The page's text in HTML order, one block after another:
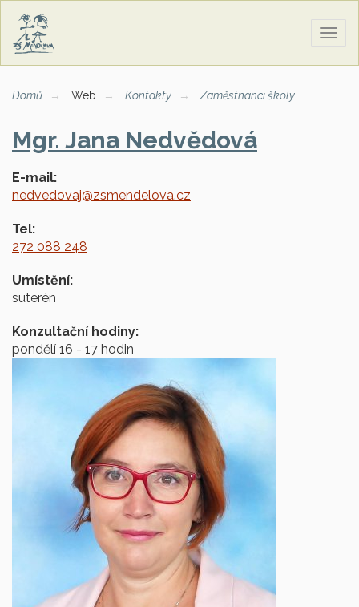
Domů Web Kontakty Zaměstnanci školy
Mgr. Jana Nedvědová
E-mail:
nedvedovaj@zsmendelova.cz
Tel:
272 088 248
Umístění:
suterén
Konzultační hodiny:
pondělí 16 - 17 hodin